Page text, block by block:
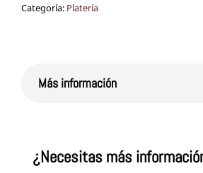
Categoría: Platería
Más información
¿Necesitas más